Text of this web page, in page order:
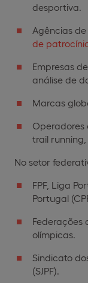
desportiva.
Agências
de
Empresas
análise de
Marcas
Operadores
trail running,
No setor
FPF, Liga
Portugal
Federações
olímpicas.
Sindicato
(SJPF).